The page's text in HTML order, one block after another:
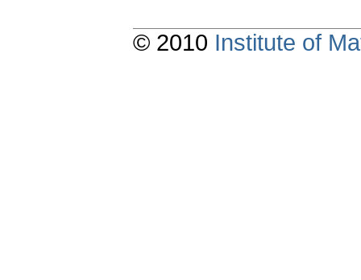
© 2010 Institute of